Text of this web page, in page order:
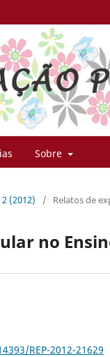
Sobre
(2012) / Relatos de
no
REP-2012-21629